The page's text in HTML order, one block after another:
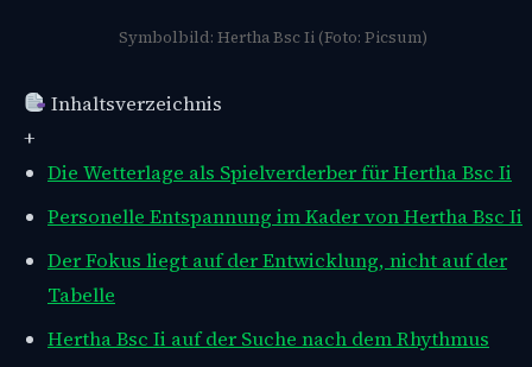
Symbolbild: Hertha Bsc Ii (Foto: Picsum)
Inhaltsverzeichnis
+
Die Wetterlage als Spielverderber für Hertha Bsc Ii
Personelle Entspannung im Kader von Hertha Bsc Ii
Der Fokus liegt auf der Entwicklung, nicht auf der
Tabelle
Hertha Bsc Ii auf der Suche nach dem Rhythmus